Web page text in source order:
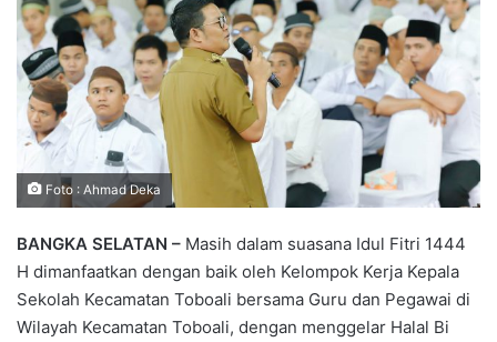
Foto : Ahmad Deka
BANGKA SELATAN – Masih dalam suasana Idul Fitri 1444
H dimanfaatkan dengan baik oleh Kelompok Kerja Kepala
Sekolah Kecamatan Toboali bersama Guru dan Pegawai di
Wilayah Kecamatan Toboali, dengan menggelar Halal Bi